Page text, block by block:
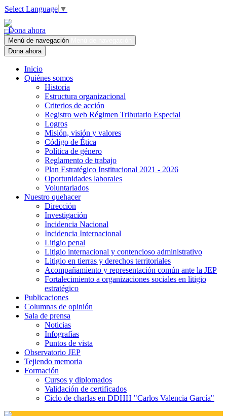
Select Language ▼
Dona ahora
Menú de navegación
Dona ahora
Inicio
Quiénes somos
Historia
Estructura organizacional
Criterios de acción
Registro web Régimen Tributario Especial
Logros
Misión, visión y valores
Código de Ética
Política de género
Reglamento de trabajo
Plan Estratégico Institucional 2021 - 2026
Oportunidades laborales
Voluntariados
Nuestro quehacer
Dirección
Investigación
Incidencia Nacional
Incidencia Internacional
Litigio penal
Litigio internacional y contencioso administrativo
Litigio en tierras y derechos territoriales
Acompañamiento y representación común ante la JEP
Fortalecimiento a organizaciones sociales en litigio
estratégico
Publicaciones
Columnas de opinión
Sala de prensa
Noticias
Infografías
Puntos de vista
Observatorio JEP
Tejiendo memoria
Formación
Cursos y diplomados
Validación de certificados
Ciclo de charlas en DDHH "Carlos Valencia García"